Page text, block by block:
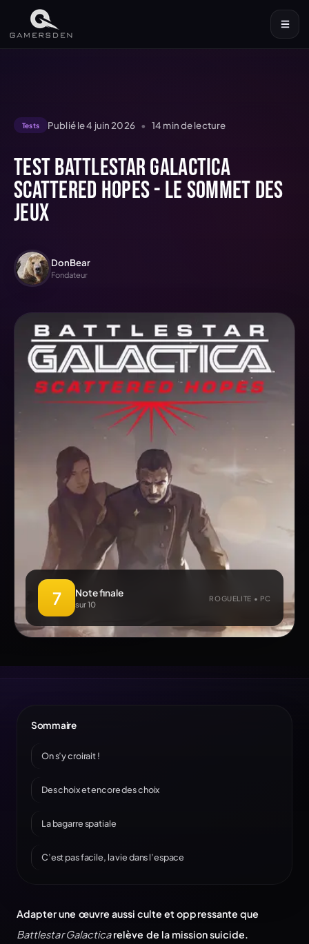
Tests Publié le4 juin 2026 • 14 min de lecture
Test Battlestar Galactica
Scattered Hopes - Le sommet des
jeux
DonBear
Fondateur
7 Note finale
sur 10
ROGUELITE • PC
Sommaire
On s’y croirait !
Des choix et encore des choix
La bagarre spatiale
C’est pas facile, la vie dans l’espace
Adapter une œuvre aussi culte et oppressante que
Battlestar Galacticarelève de la mission suicide.